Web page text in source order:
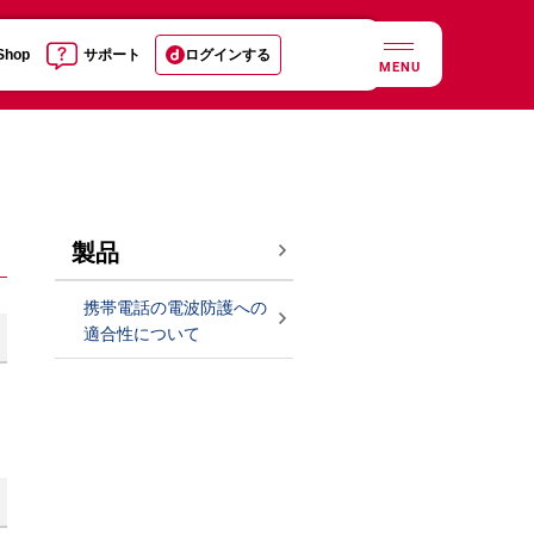
サポート ログインする
MENU
製品
携帯電話の電波防護への
適合性について